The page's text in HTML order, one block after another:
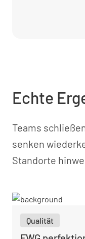
Echte
Teams
senken
Standorte
Qualität